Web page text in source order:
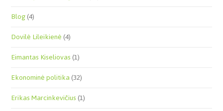
Blog(4)
Dovilė Lileikienė(4)
Eimantas Kiseliovas(1)
Ekonominė politika(32)
Erikas Marcinkevičius(1)